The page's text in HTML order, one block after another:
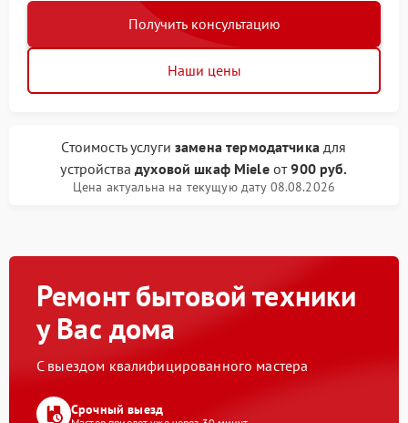
Получить консультацию
Наши цены
Стоимость услугизамена термодатчикадля
устройствадуховой шкаф Mieleот900 руб.
Цена актуальна на текущую дату 08.08.2026
Ремонт бытовой техники
у Вас дома
С выездом квалифицированного мастера
Срочный выезд